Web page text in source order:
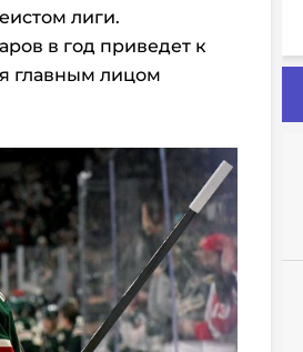
лиги.
в год приведет к
главным лицом